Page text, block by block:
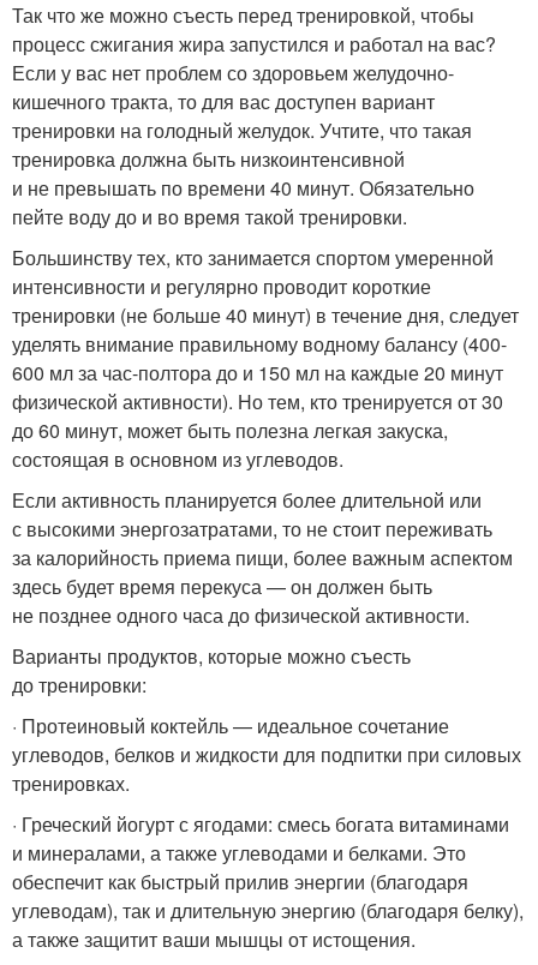
Так что же можно съесть перед тренировкой, чтобы
процесс сжигания жира запустился и работал на вас?
Если у вас нет проблем со здоровьем желудочно-
кишечного тракта, то для вас доступен вариант
тренировки на голодный желудок. Учтите, что такая
тренировка должна быть низкоинтенсивной
и не превышать по времени 40 минут. Обязательно
пейте воду до и во время такой тренировки.
Большинству тех, кто занимается спортом умеренной
интенсивности и регулярно проводит короткие
тренировки (не больше 40 минут) в течение дня, следует
уделять внимание правильному водному балансу (400-
600 мл за час-полтора до и 150 мл на каждые 20 минут
физической активности). Но тем, кто тренируется от 30
до 60 минут, может быть полезна легкая закуска,
состоящая в основном из углеводов.
Если активность планируется более длительной или
с высокими энергозатратами, то не стоит переживать
за калорийность приема пищи, более важным аспектом
здесь будет время перекуса — он должен быть
не позднее одного часа до физической активности.
Варианты продуктов, которые можно съесть
до тренировки:
· Протеиновый коктейль — идеальное сочетание
углеводов, белков и жидкости для подпитки при силовых
тренировках.
· Греческий йогурт с ягодами: смесь богата витаминами
и минералами, а также углеводами и белками. Это
обеспечит как быстрый прилив энергии (благодаря
углеводам), так и длительную энергию (благодаря белку),
а также защитит ваши мышцы от истощения.